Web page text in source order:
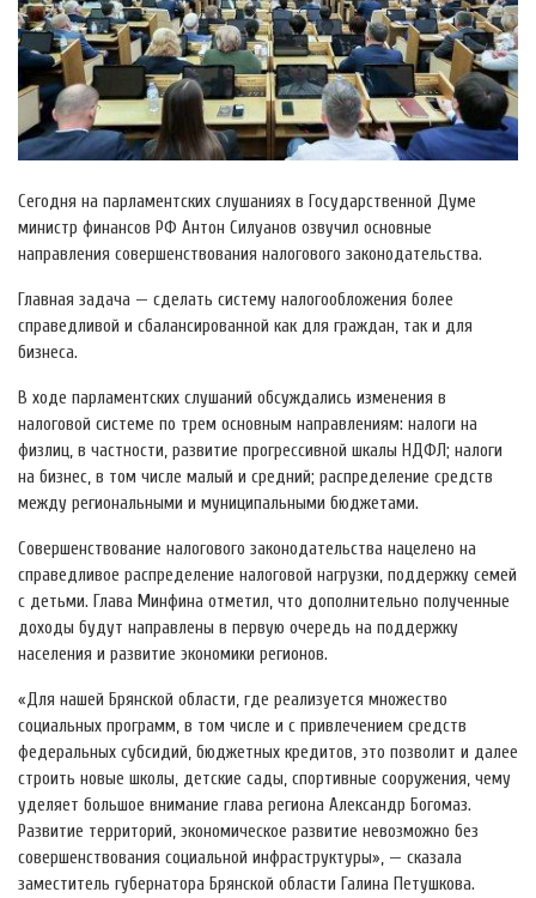
Сегодня на парламентских слушаниях в Государственной Думе
министр финансов РФ Антон Силуанов озвучил основные
направления совершенствования налогового законодательства.
Главная задача — сделать систему налогообложения более
справедливой и сбалансированной как для граждан, так и для
бизнеса.
В ходе парламентских слушаний обсуждались изменения в
налоговой системе по трем основным направлениям: налоги на
физлиц, в частности, развитие прогрессивной шкалы НДФЛ; налоги
на бизнес, в том числе малый и средний; распределение средств
между региональными и муниципальными бюджетами.
Совершенствование налогового законодательства нацелено на
справедливое распределение налоговой нагрузки, поддержку семей
с детьми. Глава Минфина отметил, что дополнительно полученные
доходы будут направлены в первую очередь на поддержку
населения и развитие экономики регионов.
«Для нашей Брянской области, где реализуется множество
социальных программ, в том числе и с привлечением средств
федеральных субсидий, бюджетных кредитов, это позволит и далее
строить новые школы, детские сады, спортивные сооружения, чему
уделяет большое внимание глава региона Александр Богомаз.
Развитие территорий, экономическое развитие невозможно без
совершенствования социальной инфраструктуры», — сказала
заместитель губернатора Брянской области Галина Петушкова.